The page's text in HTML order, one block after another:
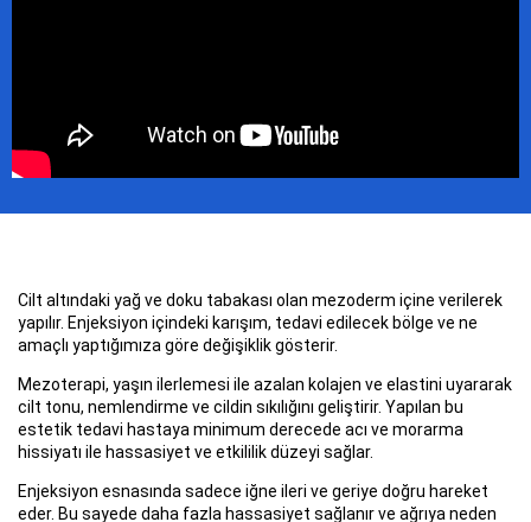
Cilt altındaki yağ ve doku tabakası olan mezoderm içine verilerek
yapılır. Enjeksiyon içindeki karışım, tedavi edilecek bölge ve ne
amaçlı yaptığımıza göre değişiklik gösterir.
Mezoterapi, yaşın ilerlemesi ile azalan kolajen ve elastini uyararak
cilt tonu, nemlendirme ve cildin sıkılığını geliştirir. Yapılan bu
estetik tedavi hastaya minimum derecede acı ve morarma
hissiyatı ile hassasiyet ve etkililik düzeyi sağlar.
Enjeksiyon esnasında sadece iğne ileri ve geriye doğru hareket
eder. Bu sayede daha fazla hassasiyet sağlanır ve ağrıya neden